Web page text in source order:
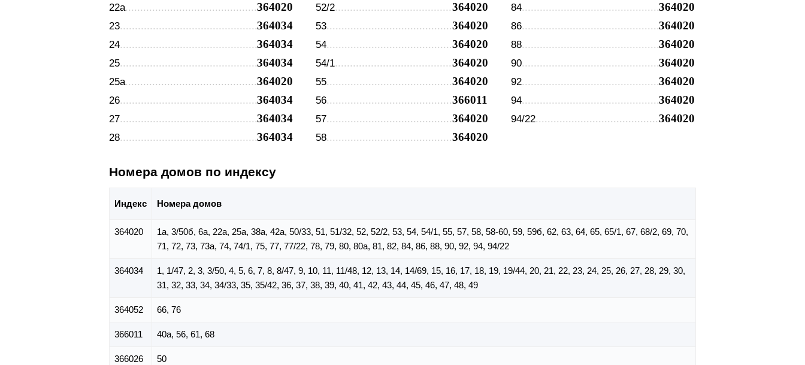
22а 364020
23 364034
24 364034
25 364034
25а 364020
26 364034
27 364034
28 364034
52/2 364020
53 364020
54 364020
54/1 364020
55 364020
56 366011
57 364020
58 364020
84 364020
86 364020
88 364020
90 364020
92 364020
94 364020
94/22 364020
Номера домов по индексу
Индекс Номера домов
364020
1а, 3/50б, 6а, 22а, 25а, 38а, 42а, 50/33, 51, 51/32, 52, 52/2, 53, 54, 54/1, 55, 57, 58, 58-60, 59, 59б, 62, 63, 64, 65, 65/1, 67, 68/2, 69, 70,
71, 72, 73, 73а, 74, 74/1, 75, 77, 77/22, 78, 79, 80, 80а, 81, 82, 84, 86, 88, 90, 92, 94, 94/22
364034
1, 1/47, 2, 3, 3/50, 4, 5, 6, 7, 8, 8/47, 9, 10, 11, 11/48, 12, 13, 14, 14/69, 15, 16, 17, 18, 19, 19/44, 20, 21, 22, 23, 24, 25, 26, 27, 28, 29, 30,
31, 32, 33, 34, 34/33, 35, 35/42, 36, 37, 38, 39, 40, 41, 42, 43, 44, 45, 46, 47, 48, 49
364052 66, 76
366011 40а, 56, 61, 68
366026 50